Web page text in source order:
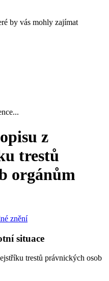
by vás mohly zajímat
z
trestů
orgánům
znění
situace
trestů právnických osob